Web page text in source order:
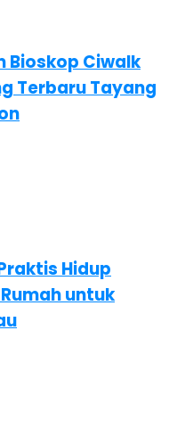
Bioskop Ciwalk
Terbaru Tayang
Hidup
untuk